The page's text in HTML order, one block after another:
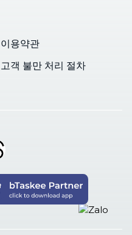
이용약관
고객 불만 처리 절차